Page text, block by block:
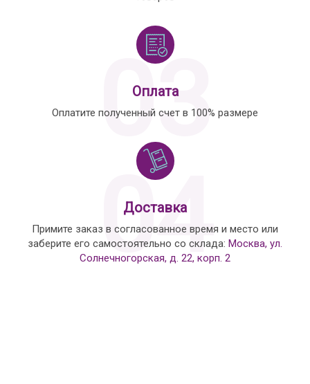
03
Оплата
Оплатите полученный счет в 100% размере
04
Доставка
Примите заказ в согласованное время и место или
заберите его самостоятельно со склада: Москва, ул.
Солнечногорская, д. 22, корп. 2